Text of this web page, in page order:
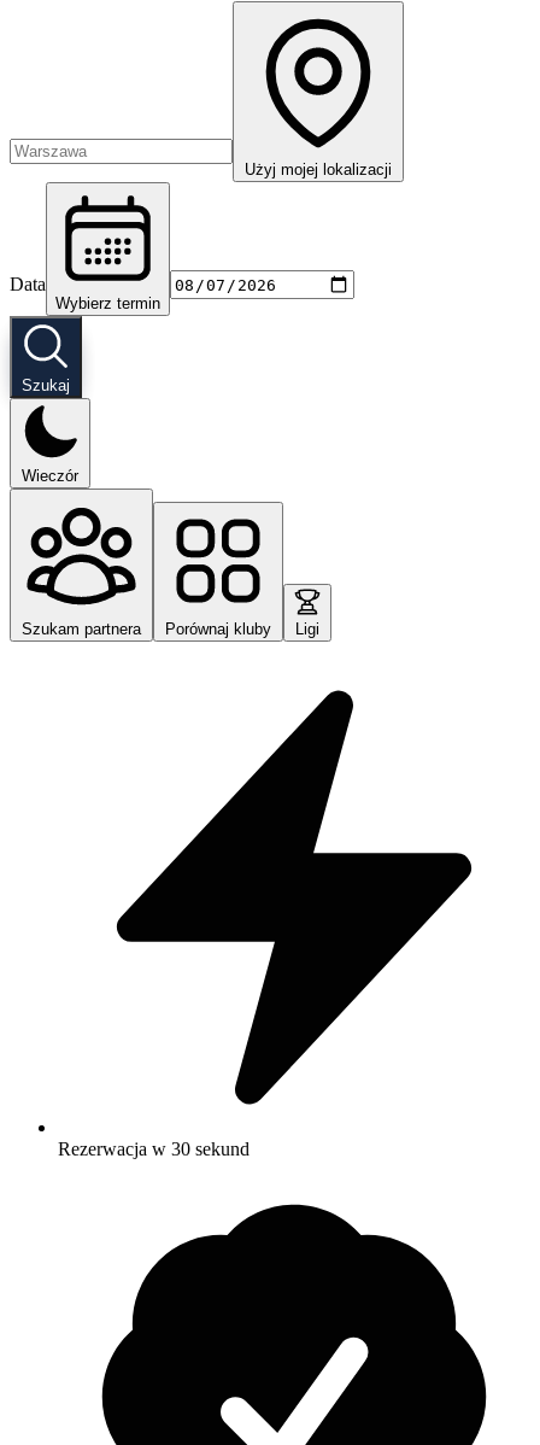
Użyj mojej lokalizacji
Data
Wybierz termin
Szukaj
Wieczór
Szukam partnera Porównaj kluby Ligi
Rezerwacja w 30 sekund